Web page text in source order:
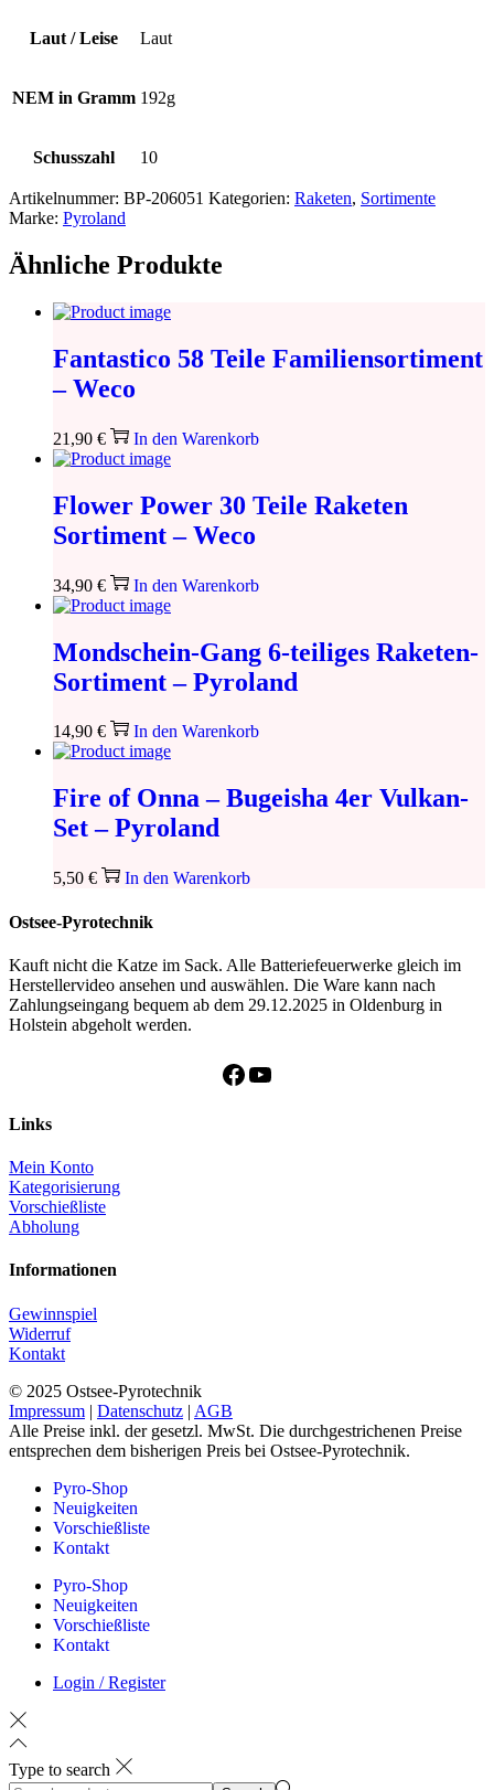
Laut / Leise Laut
NEM in Gramm 192g
Schusszahl 10
Artikelnummer: BP-206051 Kategorien: Raketen, Sortimente
Marke: Pyroland
Ähnliche Produkte
Fantastico 58 Teile Familiensortiment
– Weco
21,90 € In den Warenkorb
Flower Power 30 Teile Raketen
Sortiment – Weco
34,90 € In den Warenkorb
Mondschein-Gang 6-teiliges Raketen-
Sortiment – Pyroland
14,90 € In den Warenkorb
Fire of Onna – Bugeisha 4er Vulkan-
Set – Pyroland
5,50 € In den Warenkorb
Ostsee-Pyrotechnik
Kauft nicht die Katze im Sack. Alle Batteriefeuerwerke gleich im
Herstellervideo ansehen und auswählen. Die Ware kann nach
Zahlungseingang bequem ab dem 29.12.2025 in Oldenburg in
Holstein abgeholt werden.
Facebook
YouTube
Links
Mein Konto
Kategorisierung
Vorschießliste
Abholung
Informationen
Gewinnspiel
Widerruf
Kontakt
© 2025 Ostsee-Pyrotechnik
Impressum | Datenschutz | AGB
Alle Preise inkl. der gesetzl. MwSt. Die durchgestrichenen Preise
entsprechen dem bisherigen Preis bei Ostsee-Pyrotechnik.
Pyro-Shop
Neuigkeiten
Vorschießliste
Kontakt
Pyro-Shop
Neuigkeiten
Vorschießliste
Kontakt
Login / Register
Type to search